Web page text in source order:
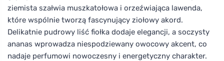
ziemista szałwia muszkatołowa i orzeźwiająca lawenda,
które wspólnie tworzą fascynujący ziołowy akord.
Delikatnie pudrowy liść fiołka dodaje elegancji, a soczysty
ananas wprowadza niespodziewany owocowy akcent, co
nadaje perfumowi nowoczesny i energetyczny charakter.